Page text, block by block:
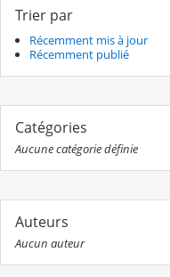
Trier par
Récemment mis à jour
Récemment publié
Catégories
Aucune catégorie définie
Auteurs
Aucun auteur